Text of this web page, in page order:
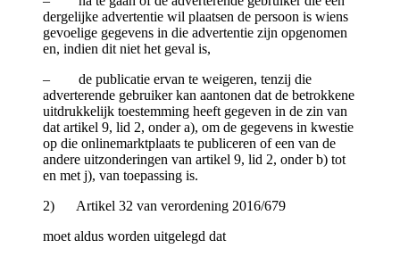
dergelijke advertentie wil plaatsen de persoon is wiens
gevoelige gegevens in die advertentie zijn opgenomen
en, indien dit niet het geval is,
– de publicatie ervan te weigeren, tenzij die
adverterende gebruiker kan aantonen dat de betrokkene
uitdrukkelijk toestemming heeft gegeven in de zin van
dat artikel 9, lid 2, onder a), om de gegevens in kwestie
op die onlinemarktplaats te publiceren of een van de
andere uitzonderingen van artikel 9, lid 2, onder b) tot
en met j), van toepassing is.
2) Artikel 32 van verordening 2016/679
moet aldus worden uitgelegd dat